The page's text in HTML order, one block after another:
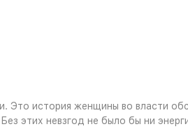
история женщины во власти
этих невзгод не было бы ни